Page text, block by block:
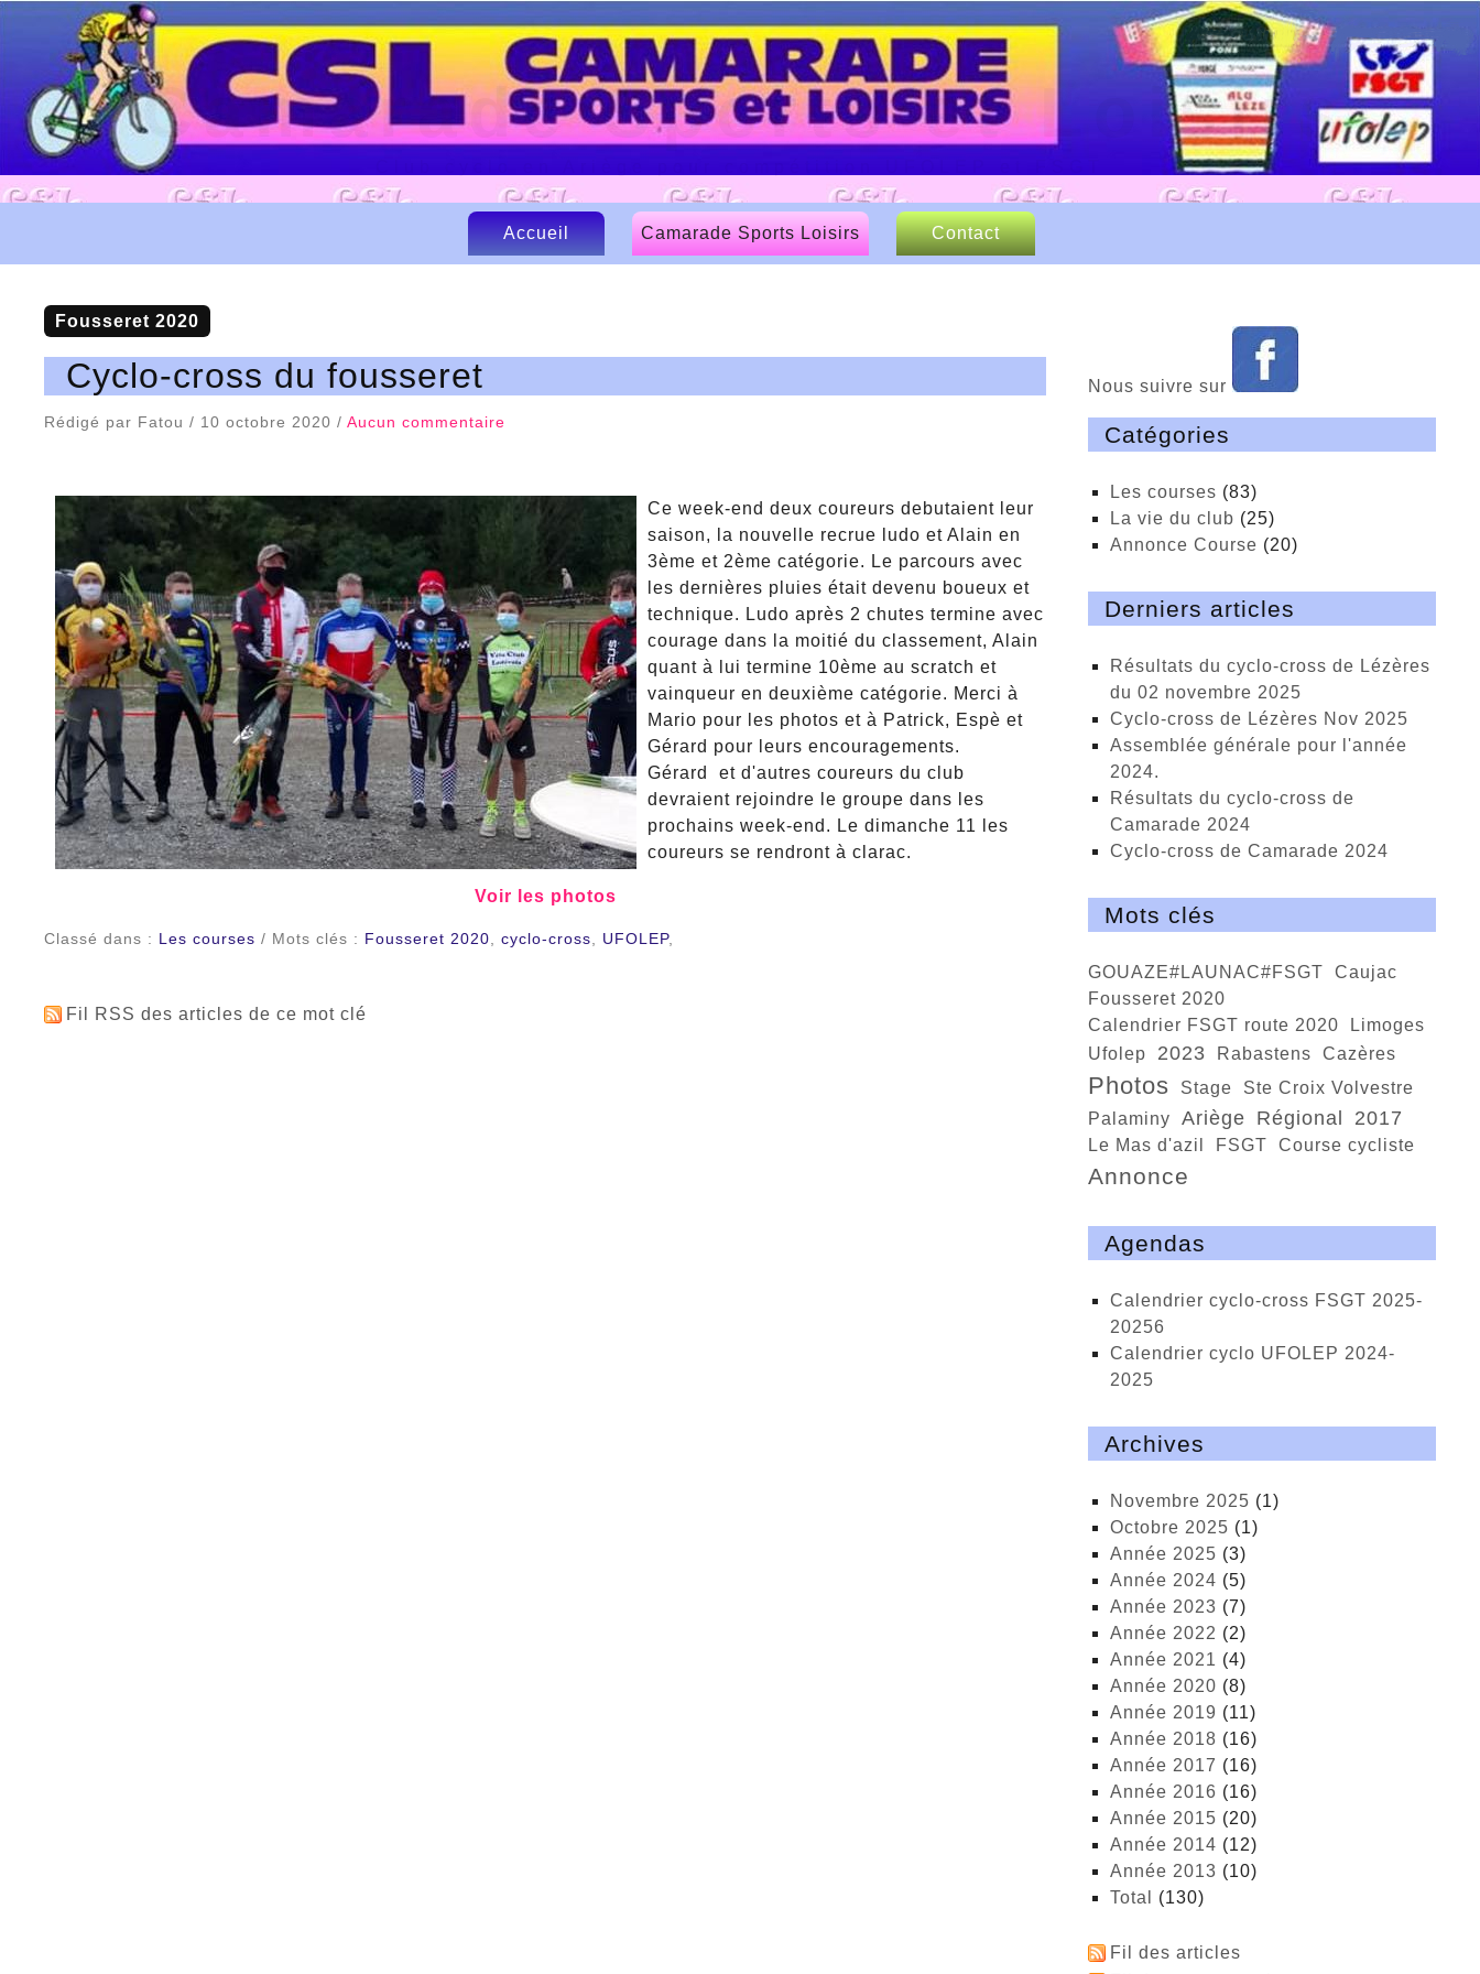
Camarade Sports et Loisirs
Accueil
Camarade Sports Loisirs
Le CSL
Contact
Fousseret 2020
Cyclo-cross du fousseret
Rédigé par Fatou / 10 octobre 2020 / Aucun commentaire
Ce week-end deux coureurs debutaient leur
saison, la nouvelle recrue ludo et Alain en
3ème et 2ème catégorie. Le parcours avec
les dernières pluies était devenu boueux et
technique. Ludo après 2 chutes termine avec
courage dans la moitié du classement, Alain
quant à lui termine 10ème au scratch et
vainqueur en deuxième catégorie. Merci à
Mario pour les photos et à Patrick, Espè et
Gérard pour leurs encouragements.
Gérard et d'autres coureurs du club
devraient rejoindre le groupe dans les
prochains week-end. Le dimanche 11 les
coureurs se rendront à clarac.
Voir les photos
Classé dans : Les courses / Mots clés : Fousseret 2020, cyclo-cross, UFOLEP,
Fil RSS des articles de ce mot clé
Nous suivre sur
Catégories
Les courses (83)
La vie du club (25)
Annonce Course (20)
Derniers articles
Résultats du cyclo-cross de Lézères
du 02 novembre 2025
cyclo-cross de Lézères Nov 2025
Assemblée générale pour l'année
2024.
Résultats du cyclo-cross de
Camarade 2024
Cyclo-cross de Camarade 2024
Mots clés
GOUAZE#LAUNAC#FSGT
Caujac
Fousseret 2020
calendrier FSGT route 2020
Limoges
Ufolep
2023 Rabastens Cazères
photos stage
Ste Croix Volvestre
Palaminy
Ariège régional 2017
Le Mas d'azil FSGT course cycliste
annonce
Agendas
calendrier cyclo-cross FSGT 2025-
20256
calendrier cyclo UFOLEP 2024-
2025
Archives
novembre 2025 (1)
octobre 2025 (1)
année 2025 (3)
année 2024 (5)
année 2023 (7)
année 2022 (2)
année 2021 (4)
année 2020 (8)
année 2019 (11)
année 2018 (16)
année 2017 (16)
année 2016 (16)
année 2015 (20)
année 2014 (12)
année 2013 (10)
total (130)
Fil des articles